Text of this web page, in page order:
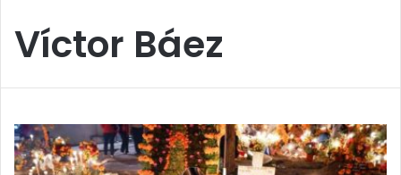
Víctor Báez